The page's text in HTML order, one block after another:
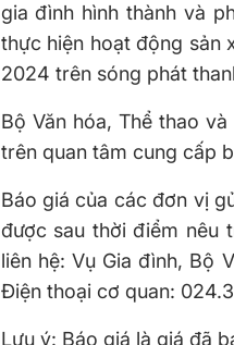
gia đình hình thành và
thực hiện hoạt động sản
2024 trên sóng phát
Bộ Văn hóa, Thể thao
trên quan tâm cung cấp
Báo giá của các đơn vị
được sau thời điểm nêu
liên hệ: Vụ Gia đình, Bộ
Điện thoại cơ quan:
Lưu ý: Báo giá là giá đã